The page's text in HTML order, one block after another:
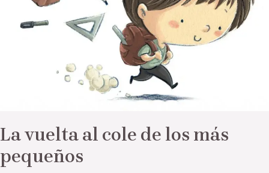
La vuelta al cole de los más
pequeños